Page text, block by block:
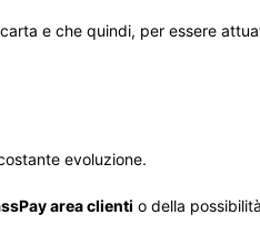
e che quindi, per essere
evoluzione.
area clienti o della